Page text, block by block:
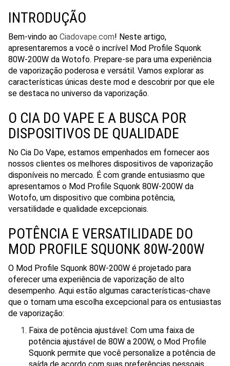
INTRODUÇÃO
Bem-vindo ao Ciadovape.com! Neste artigo,
apresentaremos a você o incrível Mod Profile Squonk
80W-200W da Wotofo. Prepare-se para uma experiência
de vaporização poderosa e versátil. Vamos explorar as
características únicas deste mod e descobrir por que ele
se destaca no universo da vaporização.
O CIA DO VAPE E A BUSCA POR
DISPOSITIVOS DE QUALIDADE
No Cia Do Vape, estamos empenhados em fornecer aos
nossos clientes os melhores dispositivos de vaporização
disponíveis no mercado. É com grande entusiasmo que
apresentamos o Mod Profile Squonk 80W-200W da
Wotofo, um dispositivo que combina potência,
versatilidade e qualidade excepcionais.
POTÊNCIA E VERSATILIDADE DO
MOD PROFILE SQUONK 80W-200W
O Mod Profile Squonk 80W-200W é projetado para
oferecer uma experiência de vaporização de alto
desempenho. Aqui estão algumas características-chave
que o tornam uma escolha excepcional para os entusiastas
de vaporização:
Faixa de potência ajustável: Com uma faixa de
potência ajustável de 80W a 200W, o Mod Profile
Squonk permite que você personalize a potência de